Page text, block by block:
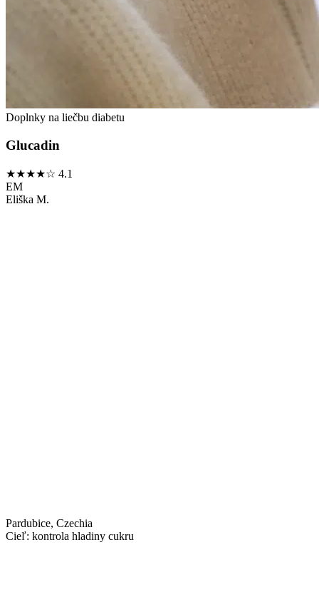
Doplnky na liečbu diabetu
Glucadin
★★★★☆ 4.1
EM
Eliška M.
Pardubice, Czechia
Cieľ: kontrola hladiny cukru